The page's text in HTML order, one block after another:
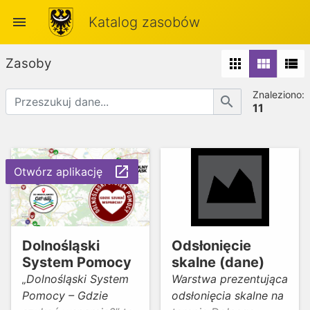
menu Katalog zasobów
Zasoby apps view_module view_list
search Znaleziono:
11
Dolnośląski
System Pomocy
„Dolnośląski System
Pomocy – Gdzie
Otwórz aplikację launch
Odsłonięcie
skalne (dane)
Warstwa prezentująca
odsłonięcia skalne na